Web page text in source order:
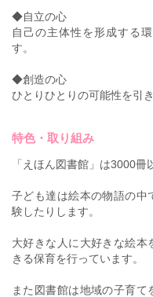
◆自立の心
自己の主体性を形成する
す。
◆創造の心
ひとりひとりの可能性を引
特色・取り組み
「えほん図書館」は3000冊
子ども達は絵本の物語の中
験したりします。
大好きな人に大好きな絵
きる保育を行っています。
また図書館は地域の子育